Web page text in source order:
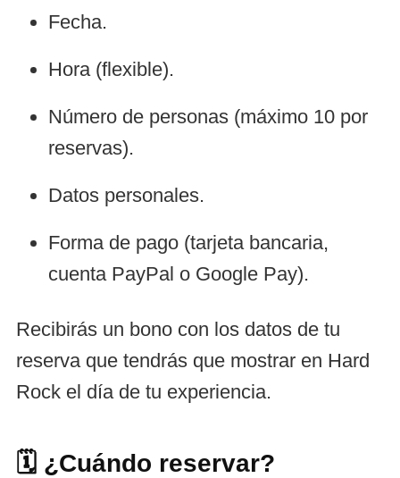
Fecha.
Hora (flexible).
Número de personas (máximo 10 por
reservas).
Datos personales.
Forma de pago (tarjeta bancaria,
cuenta PayPal o Google Pay).
Recibirás un bono con los datos de tu
reserva que tendrás que mostrar en Hard
Rock el día de tu experiencia.
🗓️ ¿Cuándo reservar?